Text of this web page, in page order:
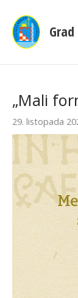
Grad
„Mali
29. listopada